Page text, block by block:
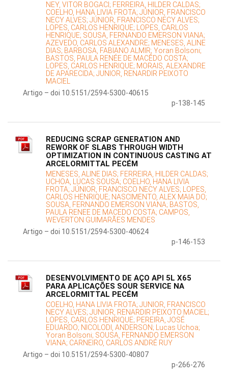
NEY, VITOR BOGACI; FERREIRA, HILDER CALDAS;
COELHO, HANA LIVIA FROTA; JÚNIOR, FRANCISCO
NECY ALVES; JÚNIOR, FRANCISCO NECY ALVES;
LOPES, CARLOS HENRIQUE; LOPES, CARLOS
HENRIQUE; SOUSA, FERNANDO EMERSON VIANA;
AZEVEDO, CARLOS ALEXANDRE; MENESES, ALINE
DIAS; BARBOSA, FABIANO ALMIR; Yoran Bolsoni;
BASTOS, PAULA RENÉE DE MACÊDO COSTA;
LOPES, CARLOS HENRIQUE; MORAIS, ALEXANDRE
DE APARECIDA; JUNIOR, RENARDIR PEIXOTO
MACIEL
Artigo – doi 10.5151/2594-5300-40615
p-138-145
REDUCING SCRAP GENERATION AND
REWORK OF SLABS THROUGH WIDTH
OPTIMIZATION IN CONTINUOUS CASTING AT
ARCELORMITTAL PECÉM
MENESES, ALINE DIAS; FERREIRA, HILDER CALDAS;
UCHOA, LUCAS SOUSA; COELHO, HANA LIVIA
FROTA; JÚNIOR, FRANCISCO NECY ALVES; LOPES,
CARLOS HENRIQUE; NASCIMENTO, ALEX MAIA DO;
SOUSA, FERNANDO EMERSON VIANA; BASTOS,
PAULA RENEE DE MACEDO COSTA; CAMPOS,
WEVERTON GUIMARÃES MENDES
Artigo – doi 10.5151/2594-5300-40624
p-146-153
DESENVOLVIMENTO DE AÇO API 5L X65
PARA APLICAÇÕES SOUR SERVICE NA
ARCELORMITTAL PECÉM
COELHO, HANA LIVIA FROTA; JUNIOR, FRANCISCO
NECY ALVES; JUNIOR, RENARDIR PEIXOTO MACIEL;
LOPES, CARLOS HENRIQUE; PEREIRA, JOSÉ
EDUARDO; NICOLODI, ANDERSON; Lucas Uchoa;
Yoran Bolsoni; SOUSA, FERNANDO EMERSON
VIANA; CARNEIRO, CARLOS ANDRÉ RUY
Artigo – doi 10.5151/2594-5300-40807
p-266-276